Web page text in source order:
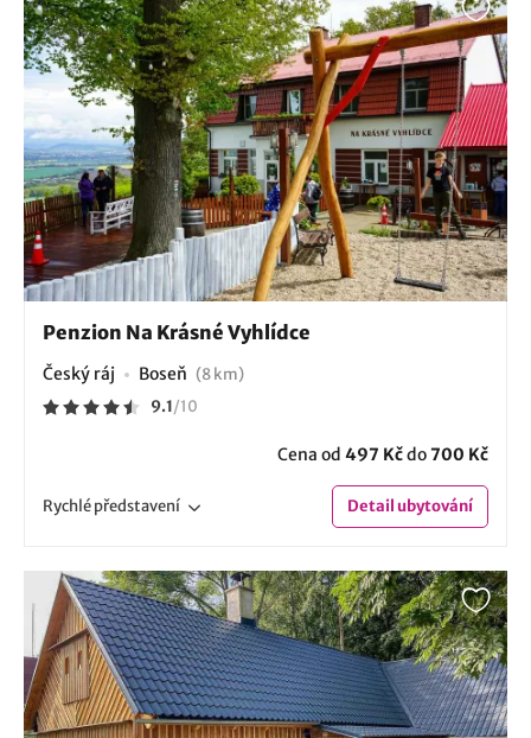
Penzion Na Krásné Vyhlídce
Český ráj Boseň (8 km)
9.1/10
Cena od 497 Kčdo700 Kč
Rychlépředstavení Detailubytování